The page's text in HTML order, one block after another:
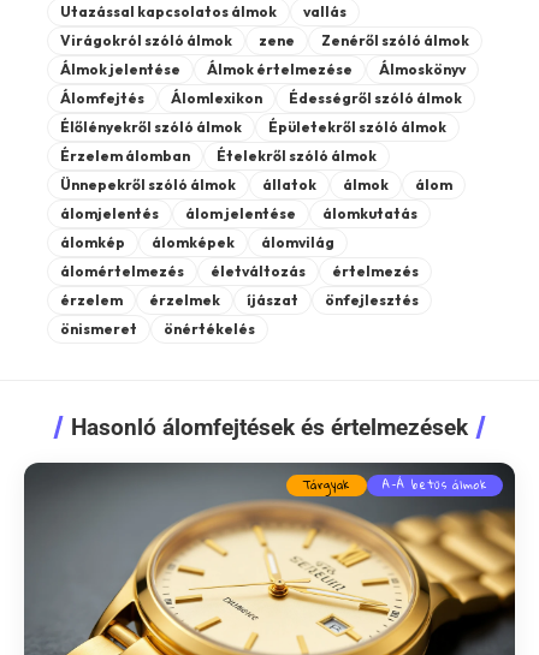
Utazással kapcsolatos álmok
vallás
Virágokról szóló álmok
zene
Zenéről szóló álmok
Álmok jelentése
Álmok értelmezése
Álmoskönyv
Álomfejtés
Álomlexikon
Édességről szóló álmok
Élőlényekről szóló álmok
Épületekről szóló álmok
Érzelem álomban
Ételekről szóló álmok
Ünnepekről szóló álmok
állatok álmok
álom
álomjelentés
álom jelentése
álomkutatás
álomkép
álomképek
álomvilág
álomértelmezés
életváltozás
értelmezés
érzelem
érzelmek íjászat
önfejlesztés
önismeret
önértékelés
Hasonló álomfejtések és értelmezések
Tárgyak A-Á betűs álmok